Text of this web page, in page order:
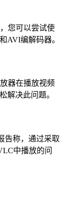
您可以尝试使
AVI编解码器。
器在播放视频
解决此问题。
告称，通过采取
中播放的问